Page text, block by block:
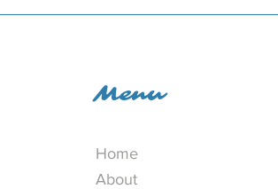
Menu
Home
About